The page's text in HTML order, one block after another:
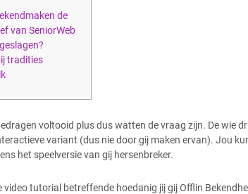
de
van SeniorWeb
tradities
voltooid plus dus watten de vraag zijn. De wie
variant (dus nie door gij maken ervan). Jou
het speelversie van gij hersenbreker.
video tutorial betreffende hoedanig jij gij Offlin